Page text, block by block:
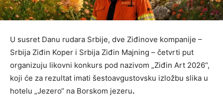
U susret Danu rudara Srbije, dve Ziđinove kompanije –
Srbija Ziđin Koper i Srbija Ziđin Majning – četvrti put
organizuju likovni konkurs pod nazivom „Ziđin Art 2026“,
koji će za rezultat imati šestoavgustovsku izložbu slika u
hotelu „Jezero“ na Borskom jezeru.